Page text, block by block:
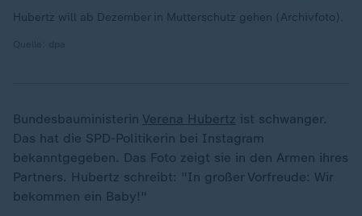
Hubertz will ab Dezember in Mutterschutz gehen (Archivfoto).
Bundesbauministerin Verena Hubertz ist schwanger.
Das hat die SPD-Politikerin bei Instagram
bekanntgegeben. Das Foto zeigt sie in den Armen ihres
Partners. Hubertz schreibt: "In großer Vorfreude: Wir
bekommen ein Baby!"